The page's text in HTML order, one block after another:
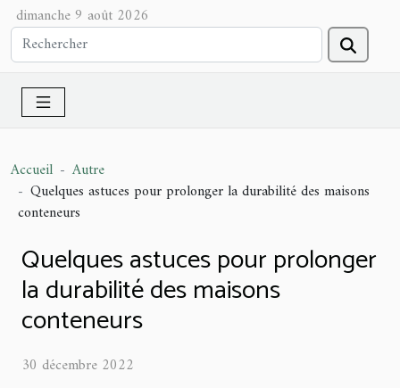
dimanche 9 août 2026
Accueil
Autre
Quelques astuces pour prolonger la durabilité des maisons
conteneurs
Quelques astuces pour prolonger
la durabilité des maisons
conteneurs
30 décembre 2022